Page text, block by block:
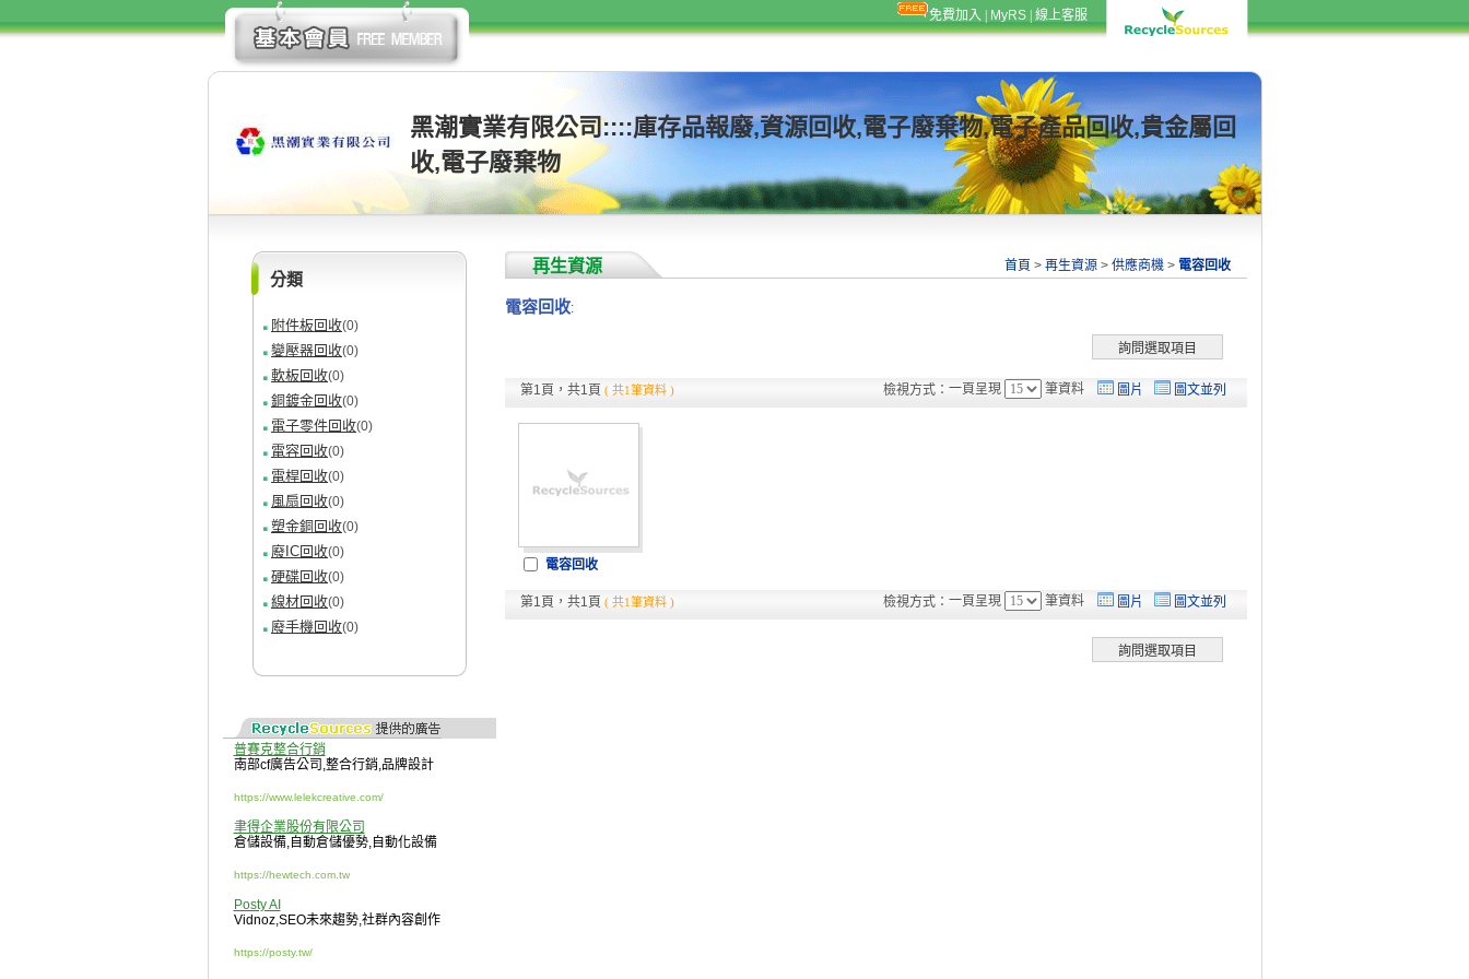
免費加入 MyRS| 線上客服
黑潮實業有限公司::::庫存品報廢,資源回收,電子廢棄物,電子產品回收,貴金屬回
收,電子廢棄物
分類
附件板回收(0)
變壓器回收(0)
軟板回收(0)
銅鍍金回收(0)
電子零件回收(0)
電容回收(0)
電桿回收(0)
風扇回收(0)
塑金銅回收(0)
廢IC回收(0)
硬碟回收(0)
線材回收(0)
廢手機回收(0)
普賽克整合行銷
南部cf廣告公司 ,整合行銷,品牌設計
https://www.lelekcreative.com/
聿得企業股份有限公司
倉儲設備,自動倉儲優勢,自動化設備
https://hewtech.com.tw
Posty AI
Vidnoz,SEO未來趨勢,社群內容創作
https://posty.tw/
再生資源 首頁 > 再生資源> 供應商機> 電容回收
電容回收:
第1頁，共1頁 ( 共1筆資料 ) 檢視方式： 一頁呈現 筆資料 圖片 圖文並列
電容回收
第1頁，共1頁 ( 共1筆資料 ) 檢視方式： 一頁呈現 筆資料 圖片 圖文並列